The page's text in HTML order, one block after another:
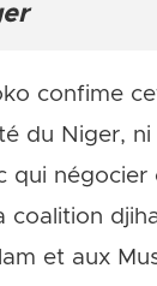
confime
du Niger,
qui négocier
coalition
et aux